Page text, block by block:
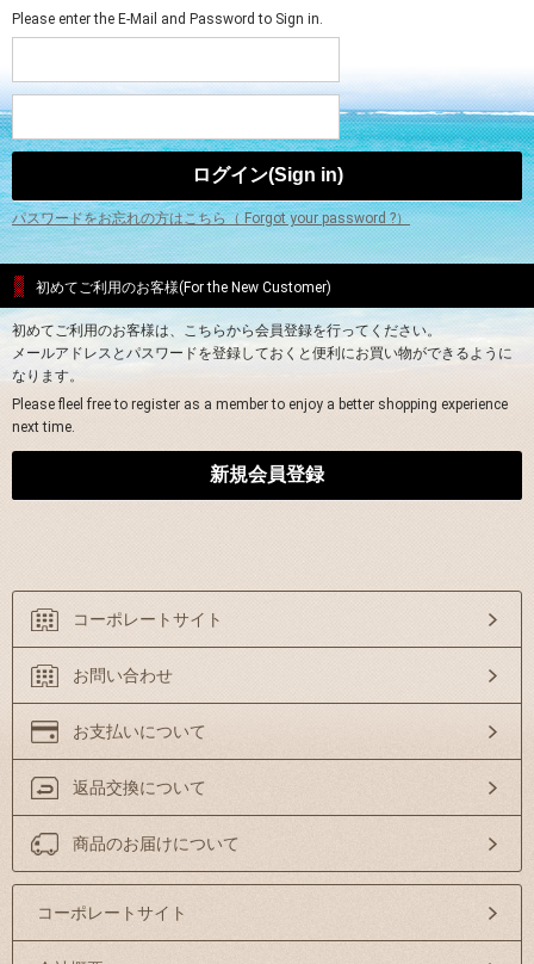
Please enter the E-Mail and Password to Sign in.
パスワードをお忘れの方はこちら（ Forgot your password ?）
初めてご利用のお客様(For the New Customer)
初めてご利用のお客様は、こちらから会員登録を行ってください。
メールアドレスとパスワードを登録しておくと便利にお買い物ができるように
なります。
Please fleel free to register as a member to enjoy a better shopping experience
next time.
コーポレートサイト
お問い合わせ
お支払いについて
返品交換について
商品のお届けについて
コーポレートサイト